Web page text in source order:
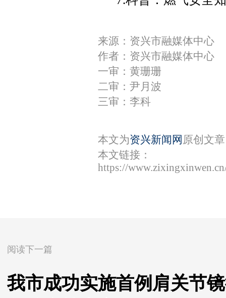
来源：资兴市融媒体中心
作者：资兴市融媒体中心
一审：黄珊珊
二审：尹月波
三审：李科
本文为资兴新闻网 原创文
本文链接：
https://
阅读下一篇
我市成功实施首例肩关节